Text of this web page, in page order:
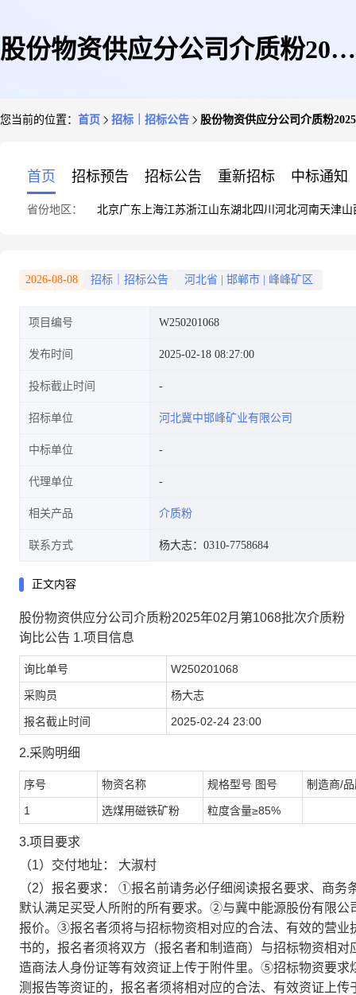
股份物资供应分公司介质粉2025
您当前的位置： 首页 招标｜招标公告 股份物资供应分公司介质粉
首页 招标预告 招标公告 重新招标 中标通知
省份地区： 北京广东 上海江苏浙江山东湖北四川 河北河南天津山
2026-08-08 招标｜招标公告 河北省 邯郸市 峰峰矿区
项目编号 W250201068
发布时间 2025-02-18 08:27:00
投标截止时间
招标单位 河北冀中邯峰矿业有限公司
中标单位
代理单位
相关产品 介质粉
联系方式 杨大志：0310-7758684
正文内容
股份物资供应分公司介质粉2025年02月第1068批次介质粉
询比公告 1.项目信息
询比单号 W250201068
采购员 杨大志
报名截止时间 2025-02-24 23:00
2.采购明细
序号 物资名称 规格型号 图号 制造商/
1 选煤用磁铁矿粉 粒度含量≥85%
3.项目要求
（1）交付地址： 大淑村
（2）报名要求： ①报名前请务必仔细阅读报名要求、商
默认满足买受人所附的所有要求。②与冀中能源股份有限
报价。③报名者须将与招标物资相对应的合法、有效的营
书的，报名者须将双方（报名者和制造商）与招标物资相
造商法人身份证等有效资证上传于附件里。⑤招标物资要
测报告等资证的，报名者须将相对应的合法、有效资证上